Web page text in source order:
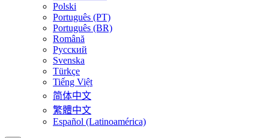
Polski
Português (PT)
Português (BR)
Română
Русский
Svenska
Türkçe
Tiếng Việt
简体中文
繁體中文
Español (Latinoamérica)